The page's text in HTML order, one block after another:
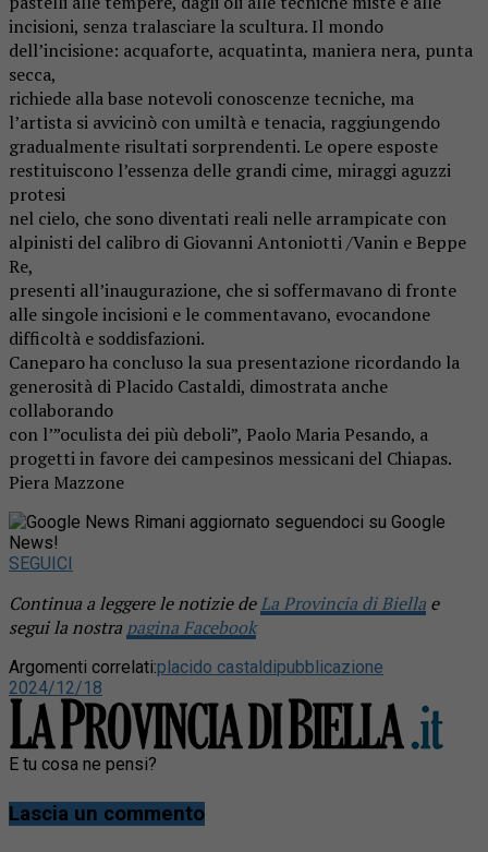
incisioni, senza tralasciare la scultura. Il mondo
dell’incisione: acquaforte, acquatinta, maniera nera, punta
secca,
richiede alla base notevoli conoscenze tecniche, ma
l’artista si avvicinò con umiltà e tenacia, raggiungendo
gradualmente risultati sorprendenti. Le opere esposte
restituiscono l’essenza delle grandi cime, miraggi aguzzi
protesi
nel cielo, che sono diventati reali nelle arrampicate con
alpinisti del calibro di Giovanni Antoniotti /Vanin e Beppe
Re,
presenti all’inaugurazione, che si soffermavano di fronte
alle singole incisioni e le commentavano, evocandone
difficoltà e soddisfazioni.
Caneparo ha concluso la sua presentazione ricordando la
generosità di Placido Castaldi, dimostrata anche
collaborando
con l’”oculista dei più deboli”, Paolo Maria Pesando, a
progetti in favore dei campesinos messicani del Chiapas.
Piera Mazzone
Rimani aggiornato seguendoci su Google
News!
SEGUICI
Continua a leggere le notizie deLa Provincia di Biella e
segui la nostra pagina Facebook
Argomenti correlati:placido castaldipubblicazione
2024/12/18
E tu cosa ne pensi?
Lascia un commento